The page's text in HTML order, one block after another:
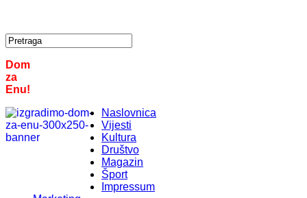
Dom
za
Enu!
Naslovnica
Vijesti
Kultura
Društvo
Magazin
Šport
Impressum